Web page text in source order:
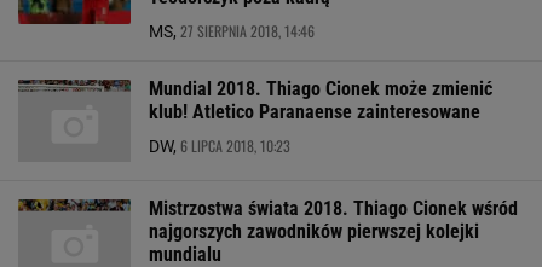
MS, 27 SIERPNIA 2018, 14:46
Mundial 2018. Thiago Cionek może zmienić
klub! Atletico Paranaense zainteresowane
DW, 6 LIPCA 2018, 10:23
Mistrzostwa świata 2018. Thiago Cionek wśród
najgorszych zawodników pierwszej kolejki
mundialu